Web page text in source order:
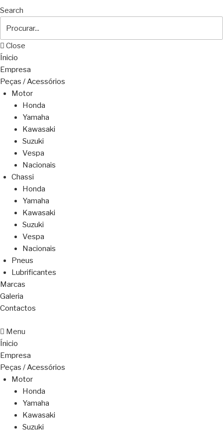
Search
Close
Ínicio
Empresa
Peças / Acessórios
Motor
Honda
Yamaha
Kawasaki
Suzuki
Vespa
Nacionais
Chassi
Honda
Yamaha
Kawasaki
Suzuki
Vespa
Nacionais
Pneus
Lubrificantes
Marcas
Galeria
Contactos
Menu
Ínicio
Empresa
Peças / Acessórios
Motor
Honda
Yamaha
Kawasaki
Suzuki